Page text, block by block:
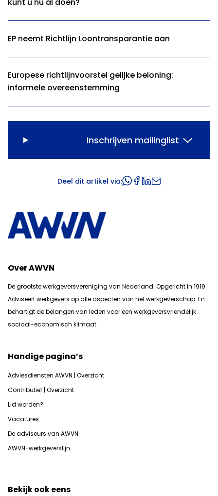
EP neemt Richtlijn Loontransparantie aan
Europese richtlijnvoorstel gelijke beloning:
informele overeenstemming
Inschrijven mailinglist
Deel dit artikel via:
Over AWVN
De grootste werkgeversvereniging van Nederland. Opgericht in 1919.
Adviseert werkgevers op alle aspecten van het werkgeverschap. En
behartigt de belangen van leden voor een werkgeversvriendelijk
sociaal-economisch klimaat.
Handige pagina’s
Adviesdiensten AWVN | Overzicht
Contributief | Overzicht
Lid worden?
Vacatures
De adviseurs van AWVN
AWVN-werkgeverslijn
Bekijk ook eens